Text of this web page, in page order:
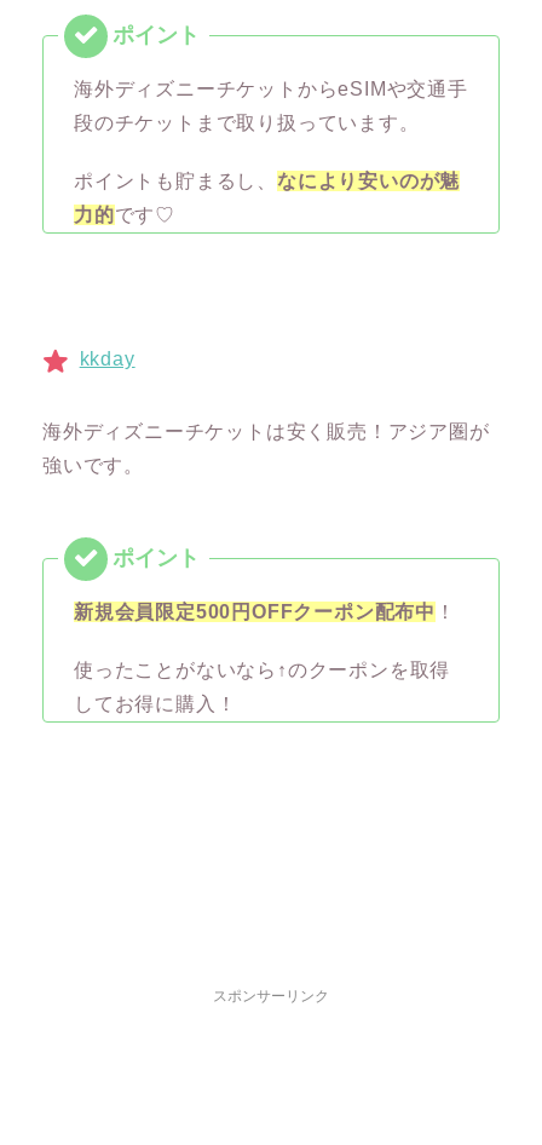
海外ディズニーチケットからeSIMや交通手
段のチケットまで取り扱っています。
ポイントも貯まるし、 なにより安いのが魅
力的です♡
kkday
海外ディズニーチケットは安く販売！アジア圏が
強いです。
新規会員限定500円OFFクーポン配布中 ！
使ったことがないなら↑のクーポンを取得
してお得に購入！
スポンサーリンク